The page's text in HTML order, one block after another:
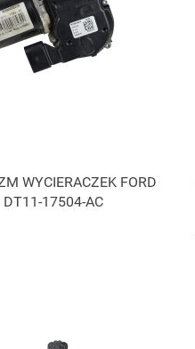
WYCIERACZEK FORD
DT11-17504-AC